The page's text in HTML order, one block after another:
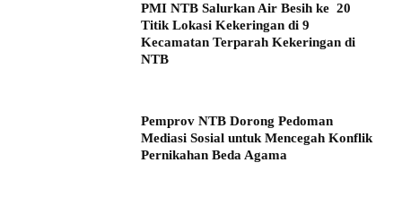
PMI NTB Salurkan Air Besih ke 20
Titik Lokasi Kekeringan di 9
Kecamatan Terparah Kekeringan di
NTB
Pemprov NTB Dorong Pedoman
Mediasi Sosial untuk Mencegah Konflik
Pernikahan Beda Agama